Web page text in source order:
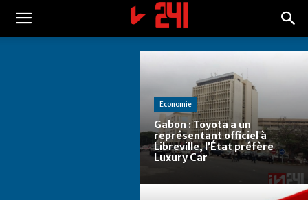
Economie
Gabon : Toyota a un
représentant officiel à
Libreville, l’État préfère
Luxury Car